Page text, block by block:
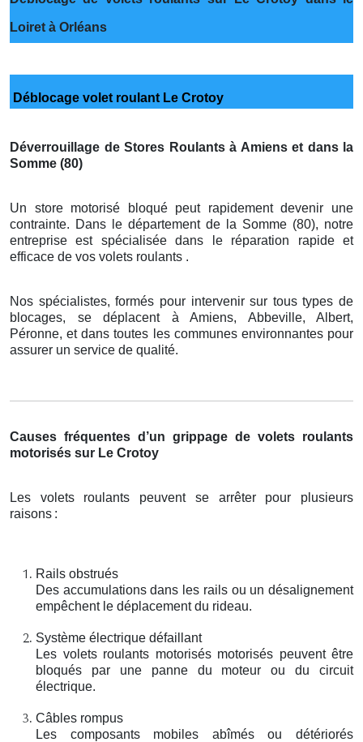
Loiret à Orléans
Déblocage volet roulant Le Crotoy
Déverrouillage de Stores Roulants à Amiens et dans la
Somme (80)
Un store motorisé bloqué peut rapidement devenir une
contrainte. Dans le département de la Somme (80), notre
entreprise est spécialisée dans le réparation rapide et
efficace de vos volets roulants .
Nos spécialistes, formés pour intervenir sur tous types de
blocages, se déplacent à Amiens, Abbeville, Albert,
Péronne, et dans toutes les communes environnantes pour
assurer un service de qualité.
Causes fréquentes d’un grippage de volets roulants
motorisés sur Le Crotoy
Les volets roulants peuvent se arrêter pour plusieurs
raisons :
Rails obstrués
Des accumulations dans les rails ou un désalignement
empêchent le déplacement du rideau.
Système électrique défaillant
Les volets roulants motorisés motorisés peuvent être
bloqués par une panne du moteur ou du circuit
électrique.
Câbles rompus
Les composants mobiles abîmés ou détériorés